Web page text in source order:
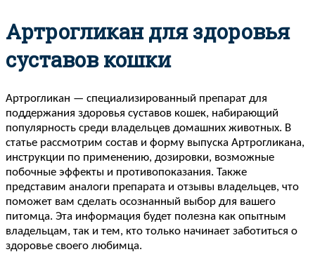
Артрогликан для здоровья
суставов кошки
Артрогликан — специализированный препарат для
поддержания здоровья суставов кошек, набирающий
популярность среди владельцев домашних животных. В
статье рассмотрим состав и форму выпуска Артрогликана,
инструкции по применению, дозировки, возможные
побочные эффекты и противопоказания. Также
представим аналоги препарата и отзывы владельцев, что
поможет вам сделать осознанный выбор для вашего
питомца. Эта информация будет полезна как опытным
владельцам, так и тем, кто только начинает заботиться о
здоровье своего любимца.